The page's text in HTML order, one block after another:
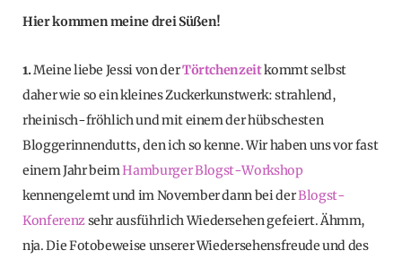
Hier kommen meine drei Süßen!
1.Meine liebe Jessi von derTörtchenzeitkommt selbst
daher wie so ein kleines Zuckerkunstwerk: strahlend,
rheinisch-fröhlich und mit einem der hübschesten
Bloggerinnendutts, den ich so kenne. Wir haben uns vor fast
einem Jahr beimHamburger Blogst-Workshop
kennengelernt und im November dann bei derBlogst-
Konferenzsehr ausführlich Wiedersehen gefeiert. Ähmm,
nja. Die Fotobeweise unserer Wiedersehensfreude und des